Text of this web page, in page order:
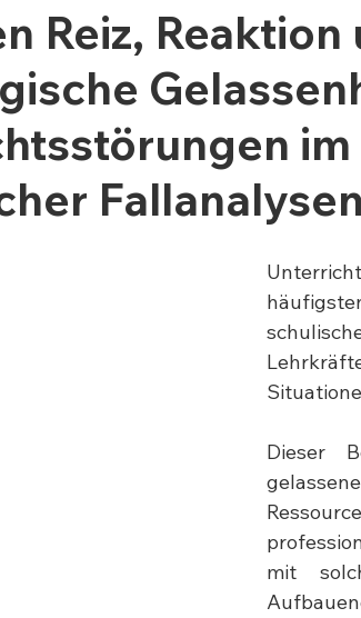
Reiz,
Fallanalysen
Dieser
mit